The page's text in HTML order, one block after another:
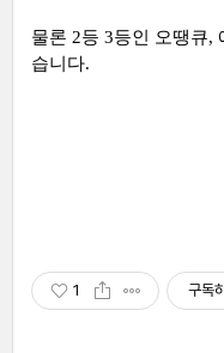
물론 2등 3등인 오땡큐,
습니다.
1 구독